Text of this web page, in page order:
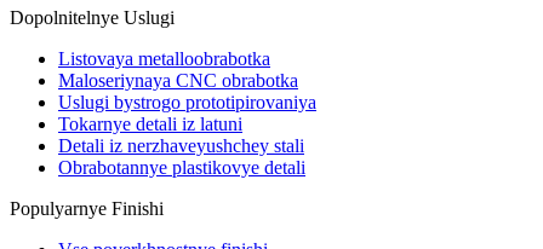
Dopolnitelnye Uslugi
Listovaya metalloobrabotka
Maloseriynaya CNC obrabotka
Uslugi bystrogo prototipirovaniya
Tokarnye detali iz latuni
Detali iz nerzhaveyushchey stali
Obrabotannye plastikovye detali
Populyarnye Finishi